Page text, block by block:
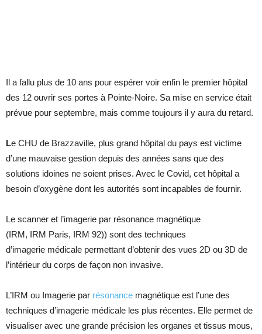
Il a fallu plus de 10 ans pour espérer voir enfin le premier hôpital
des 12 ouvrir ses portes à Pointe-Noire. Sa mise en service était
prévue pour septembre, mais comme toujours il y aura du retard.
Le CHU de Brazzaville, plus grand hôpital du pays est victime
d’une mauvaise gestion depuis des années sans que des
solutions idoines ne soient prises. Avec le Covid, cet hôpital a
besoin d’oxygène dont les autorités sont incapables de fournir.
Le scanner et l’imagerie par résonance magnétique
(IRM, IRM Paris, IRM 92)) sont des techniques
d’imagerie médicale permettant d’obtenir des vues 2D ou 3D de
l’intérieur du corps de façon non invasive.
L’IRM ou Imagerie par résonance magnétique est l’une des
techniques d’imagerie médicale les plus récentes. Elle permet de
visualiser avec une grande précision les organes et tissus mous,